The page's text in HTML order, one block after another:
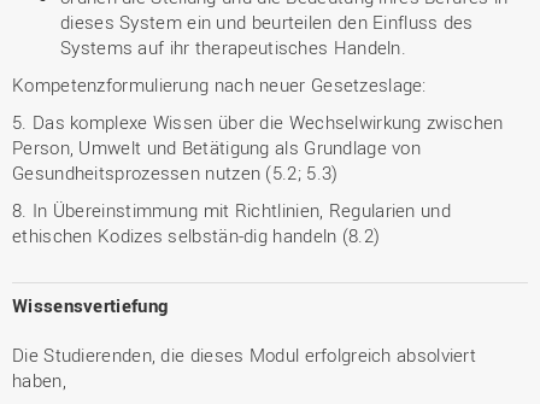
dieses System ein und beurteilen den Einfluss des
Systems auf ihr therapeutisches Handeln.
Kompetenzformulierung nach neuer Gesetzeslage:
5. Das komplexe Wissen über die Wechselwirkung zwischen
Person, Umwelt und Betätigung als Grundlage von
Gesundheitsprozessen nutzen (5.2; 5.3)
8. In Übereinstimmung mit Richtlinien, Regularien und
ethischen Kodizes selbstän-dig handeln (8.2)
Wissensvertiefung
Die Studierenden, die dieses Modul erfolgreich absolviert
haben,